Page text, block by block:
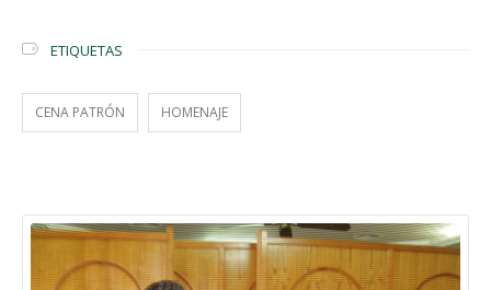
ETIQUETAS
CENA PATRÓN HOMENAJE